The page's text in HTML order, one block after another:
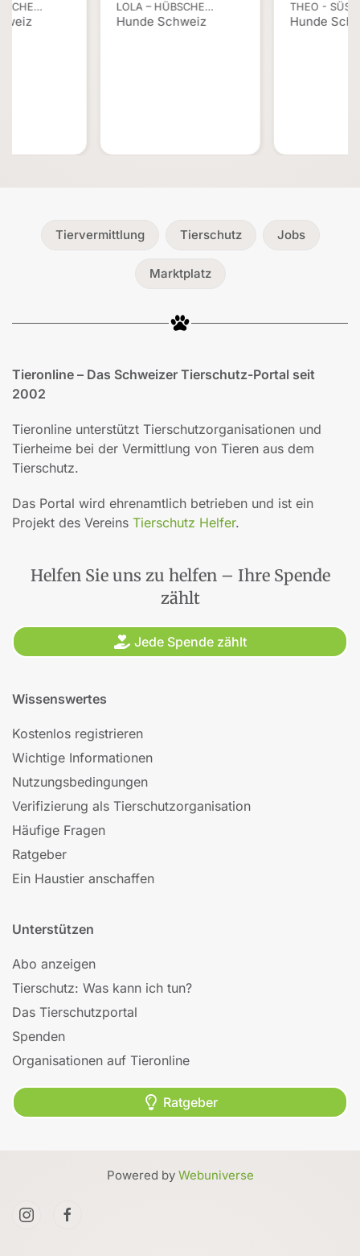
LOLA – HÜBSCHE…
Hunde Schweiz
THEO -
Hunde
Tiervermittlung Tierschutz Jobs
Marktplatz
Tieronline – Das Schweizer Tierschutz-Portal seit
2002
Tieronline unterstützt Tierschutzorganisationen und
Tierheime bei der Vermittlung von Tieren aus dem
Tierschutz.
Das Portal wird ehrenamtlich betrieben und ist ein
Projekt des Vereins Tierschutz Helfer.
Helfen Sie uns zu helfen – Ihre Spende
zählt
Jede Spende zählt
Wissenswertes
Kostenlos registrieren
Wichtige Informationen
Nutzungsbedingungen
Verifizierung als Tierschutzorganisation
Häufige Fragen
Ratgeber
Ein Haustier anschaffen
Unterstützen
Abo anzeigen
Tierschutz: Was kann ich tun?
Das Tierschutzportal
Spenden
Organisationen auf Tieronline
Ratgeber
Powered by Webuniverse